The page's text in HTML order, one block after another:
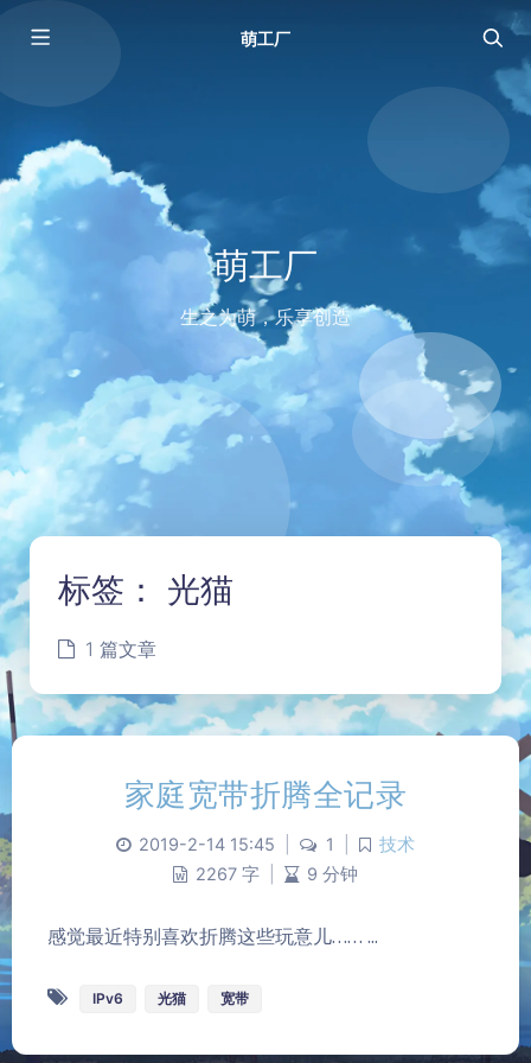
萌工厂
萌工厂
生之为萌，乐享创造
夜间模式
标签： 光猫
1 篇文章
家庭宽带折腾全记录
2019-2-14 15:45 1
技术
2267 字
9 分钟
感觉最近特别喜欢折腾这些玩意儿…… ...
IPv6 光猫 宽带